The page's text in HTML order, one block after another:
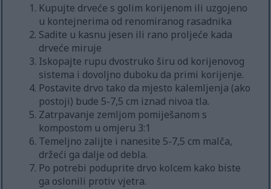
Kupujte drveće s golim korijenom ili uzgojeno
u kontejnerima od renomiranog rasadnika
Sadite u kasnu jesen ili rano proljeće kada
drveće miruje
Iskopajte rupu dvostruko širu od korijenovog
sistema i dovoljno duboku da primi korijenje.
Postavite drvo tako da mjesto kalemljenja (ako
postoji) bude 5-7,5 cm iznad nivoa tla.
Zatrpavanje zemljom pomiješanom s
kompostom u omjeru 3:1
Temeljno zalijte i nanesite 5-7,5 cm malča,
držeći ga dalje od debla.
Po potrebi poduprite drvo kolcem kako biste
ga oslonili protiv vjetra.